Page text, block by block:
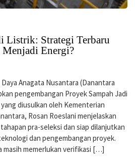
Listrik: Strategi Terbaru
Menjadi Energi?
Anagata Nusantara (Danantara
pengembangan Proyek Sampah Jadi
diusulkan oleh Kementerian
Rosan Roeslani menjelaskan
pra-seleksi dan siap dilanjutkan
dan pengembangan proyek.
masih memerlukan verifikasi […]